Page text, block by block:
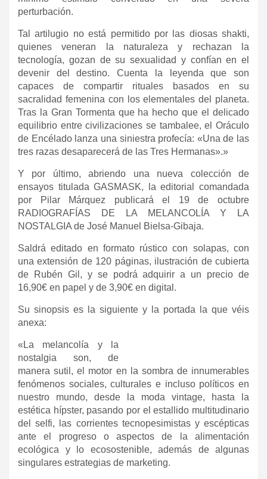
perturbación.
Tal artilugio no está permitido por las diosas shakti,
quienes veneran la naturaleza y rechazan la
tecnología, gozan de su sexualidad y confían en el
devenir del destino. Cuenta la leyenda que son
capaces de compartir rituales basados en su
sacralidad femenina con los elementales del planeta.
Tras la Gran Tormenta que ha hecho que el delicado
equilibrio entre civilizaciones se tambalee, el Oráculo
de Encélado lanza una siniestra profecía: «Una de las
tres razas desaparecerá de las Tres Hermanas».»
Y por último, abriendo una nueva colección de
ensayos titulada GASMASK, la editorial comandada
por Pilar Márquez publicará el 19 de octubre
RADIOGRAFÍAS DE LA MELANCOLÍA Y LA
NOSTALGIA de José Manuel Bielsa-Gibaja.
Saldrá editado en formato rústico con solapas, con
una extensión de 120 páginas, ilustración de cubierta
de Rubén Gil, y se podrá adquirir a un precio de
16,90€ en papel y de 3,90€ en digital.
Su sinopsis es la siguiente y la portada la que véis
anexa:
«La melancolía y la
nostalgia son, de
manera sutil, el motor en la sombra de innumerables
fenómenos sociales, culturales e incluso políticos en
nuestro mundo, desde la moda vintage, hasta la
estética hípster, pasando por el estallido multitudinario
del selfi, las corrientes tecnopesimistas y escépticas
ante el progreso o aspectos de la alimentación
ecológica y lo ecosostenible, además de algunas
singulares estrategias de marketing.